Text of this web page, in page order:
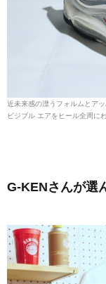
近未来感の漂うフォルムとア
ビジブル エアをヒール全周に
G-KENさんが選